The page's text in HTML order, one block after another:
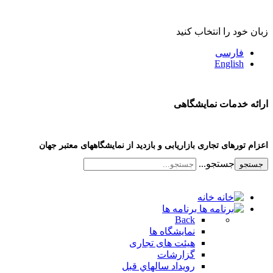
زبان خود را انتخاب کنید
فارسی
English
ارائه خدمات نمایشگاهی
اعزام تورهای تجاری بازاریابی و بازدید از نمایشگاههای معتبر جهان
جستجو جستجو...
خانه
برنامه ها
Back
نمایشگاه ها
هیئت های تجاری
گزارشات
رویداد سالهاي قبل